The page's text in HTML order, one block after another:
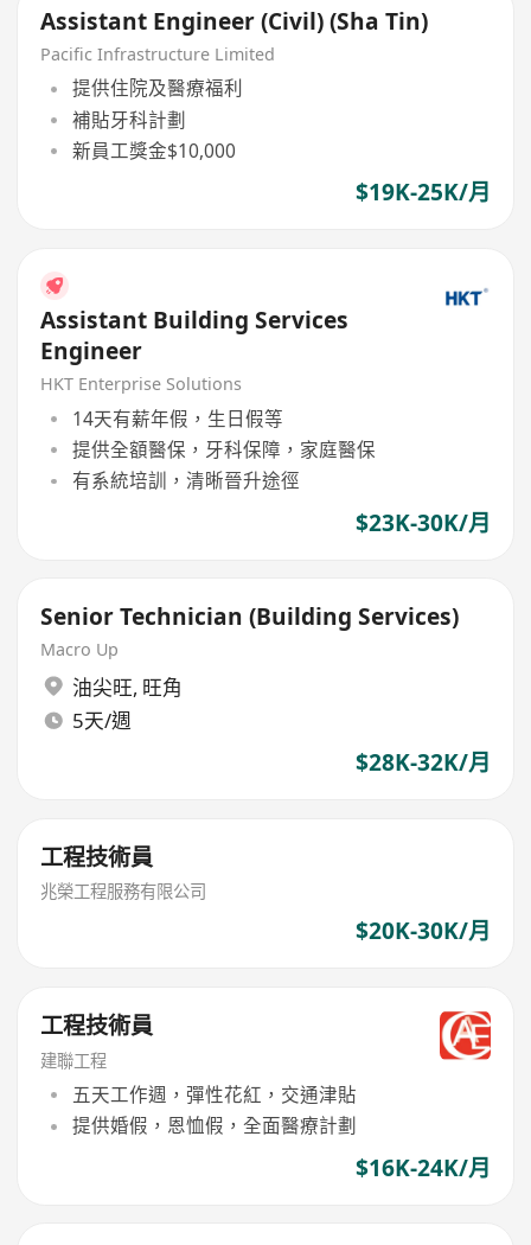
Assistant Engineer (Civil) (Sha Tin)
Pacific Infrastructure Limited
提供住院及醫療福利
補貼牙科計劃
新員工獎金$10,000
$19K-25K/月
Assistant Building Services
Engineer
HKT Enterprise Solutions
14天有薪年假，生日假等
提供全額醫保，牙科保障，家庭醫保
有系統培訓，清晰晉升途徑
$23K-30K/月
Senior Technician (Building Services)
Macro Up
油尖旺, 旺角
5天/週
$28K-32K/月
工程技術員
兆榮工程服務有限公司
$20K-30K/月
工程技術員
建聯工程
五天工作週，彈性花紅，交通津貼
提供婚假，恩恤假，全面醫療計劃
$16K-24K/月